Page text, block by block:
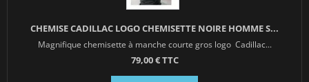
CHEMISE CADILLAC LOGO CHEMISETTE NOIRE HOMME S...
Magnifique chemisette à manche courte gros logo Cadillac...
79,00 € TTC